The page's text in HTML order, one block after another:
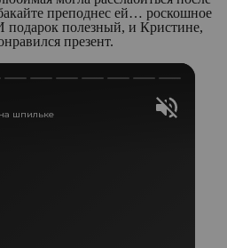
преподнес ей… роскошное
подарок полезный, и Кристине,
презент.